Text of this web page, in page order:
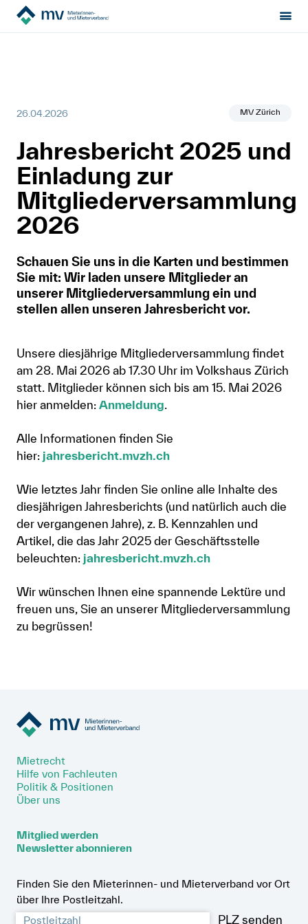
Hilfe von Fachleuten
Politik & Positionen
Über uns
Newsletter
Mitglied werden
Shop
Suche
26.04.2026 MV Zürich
Jahresbericht 2025 und
Einladung zur
Mitgliederversammlung
2026
Schauen Sie uns in die Karten und bestimmen
Sie mit: Wir laden unsere Mitglieder an
unserer Mitgliederversammlung ein und
stellen allen unseren Jahresbericht vor.
Unsere diesjährige Mitgliederversammlung findet
am 28. Mai 2026 ab 17.30 Uhr im Volkshaus Zürich
statt. Mitglieder können sich bis am 15. Mai 2026
hier anmelden: Anmeldung.
Alle Informationen finden Sie
hier: jahresbericht.mvzh.ch
Wie letztes Jahr finden Sie online alle Inhalte des
diesjährigen Jahresberichts (und natürlich auch die
der vergangenen Jahre), z. B. Kennzahlen und
Artikel, die das Jahr 2025 der Geschäftsstelle
beleuchten: jahresbericht.mvzh.ch
Wir wünschen Ihnen eine spannende Lektüre und
freuen uns, Sie an unserer Mitgliederversammlung
zu begrüssen!
Mietrecht
Hilfe von Fachleuten
Politik & Positionen
Über uns
Mitglied werden
Newsletter abonnieren
Finden Sie den Mieterinnen- und Mieterverband vor Ort
über Ihre Postleitzahl.
PLZ senden